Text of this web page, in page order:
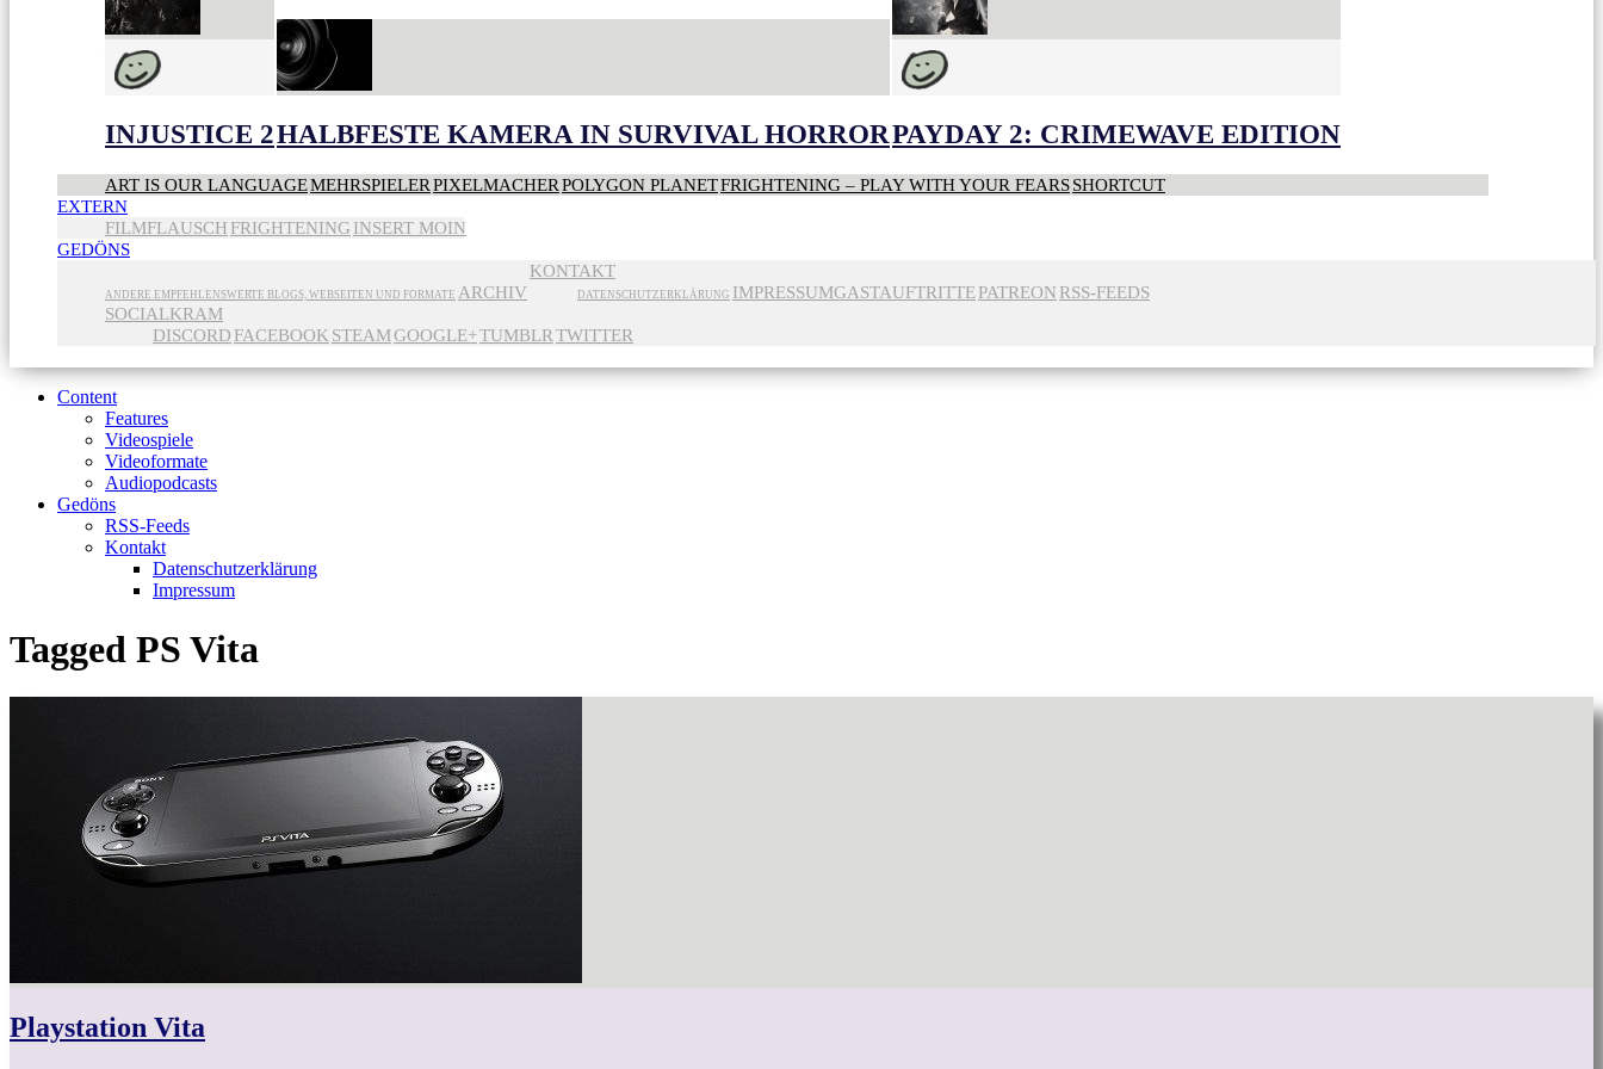
INJUSTICE 2HALBFESTE KAMERA IN SURVIVAL HORRORPAYDAY 2: CRIMEWAVE EDITION
ART IS OUR LANGUAGEMEHRSPIELERPIXELMACHERPOLYGON PLANETFRIGHTENING – PLAY WITH YOUR FEARSSHORTCUT
EXTERN
FILMFLAUSCH FRIGHTENING INSERT MOIN
GEDÖNS
ANDERE EMPFEHLENSWERTE BLOGS, WEBSEITEN UND FORMATE ARCHIV
KONTAKT
DATENSCHUTZERKLÄRUNG IMPRESSUMGASTAUFTRITTEPATREON RSS-FEEDS
SOCIALKRAM
DISCORD FACEBOOK STEAMGOOGLE+TUMBLRTWITTER
Content
Features
Videospiele
Videoformate
Audiopodcasts
Gedöns
RSS-Feeds
Kontakt
Datenschutzerklärung
Impressum
Tagged PS Vita
Playstation Vita